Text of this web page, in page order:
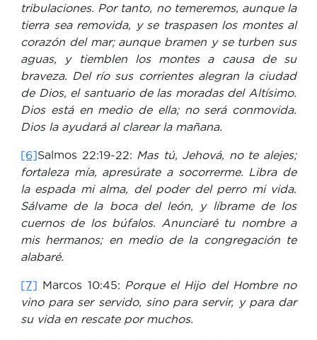
tribulaciones. Por tanto, no temeremos, aunque la
tierra sea removida, y se traspasen los montes al
corazón del mar; aunque bramen y se turben sus
aguas, y tiemblen los montes a causa de su
braveza. Del río sus corrientes alegran la ciudad
de Dios, el santuario de las moradas del Altísimo.
Dios está en medio de ella; no será conmovida.
Dios la ayudará al clarear la mañana.
[6]Salmos 22:19-22: Mas tú, Jehová, no te alejes;
fortaleza mía, apresúrate a socorrerme. Libra de
la espada mi alma, del poder del perro mi vida.
Sálvame de la boca del león, y líbrame de los
cuernos de los búfalos. Anunciaré tu nombre a
mis hermanos; en medio de la congregación te
alabaré.
[7] Marcos 10:45: Porque el Hijo del Hombre no
vino para ser servido, sino para servir, y para dar
su vida en rescate por muchos.